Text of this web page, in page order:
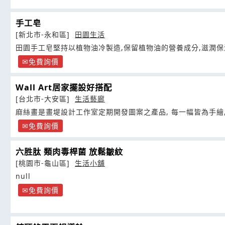
手工皂
[新北市-永和區]
田園生活
田園手工皂堅持以植物油冷製造,保留植物油的營養成分,滋潤
免費詢價
Wall Art居家擺設好搭配
[台北市-大安區]
生活藝廊
麻絲畫是畫堤設計工作室定期開發圖案之產品, 每一幅皆為手
免費詢價
六胜肽 類肉毒桿菌 放鬆皺紋
[桃園市-龜山區]
生活小舖
null
免費詢價